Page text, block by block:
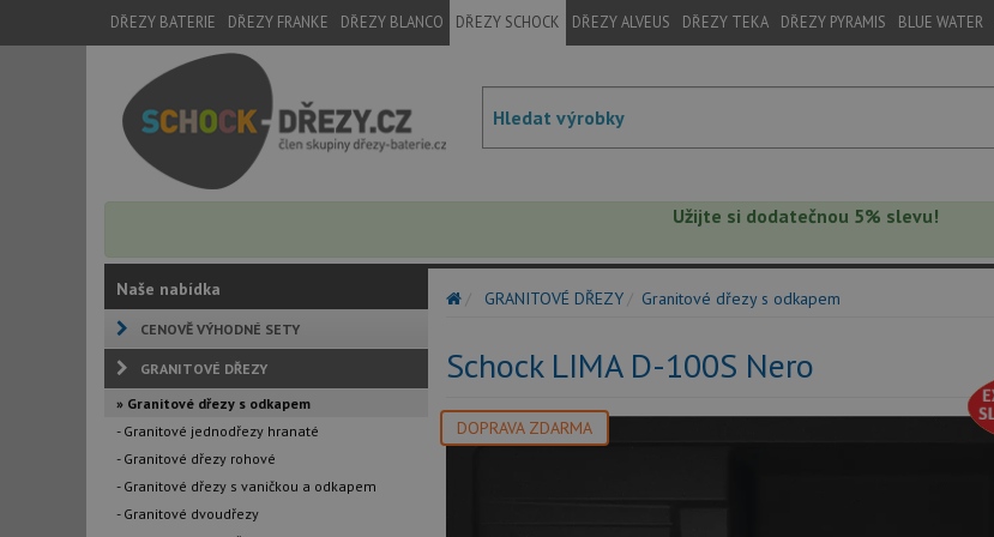
DŘEZY BATERIE DŘEZY FRANKE DŘEZY BLANCO DŘEZY SCHOCK DŘEZY ALVEUS DŘEZY TEKA DŘEZY PYRAMIS BLUE WATER
Užijte si dodatečnou 5% slevu!
Naše nabídka
CENOVĚ VÝHODNÉ SETY
GRANITOVÉ DŘEZY
» Granitové dřezy s odkapem
- Granitové jednodřezy hranaté
- Granitové dřezy rohové
- Granitové dřezy s vaničkou a odkapem
- Granitové dvoudřezy
GRANITOVÉ DŘEZY Granitové dřezy s odkapem
Schock LIMA D-100S Nero
DOPRAVA ZDARMA